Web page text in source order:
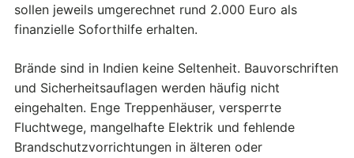
sollen jeweils umgerechnet rund 2.000 Euro als
finanzielle Soforthilfe erhalten.
Brände sind in Indien keine Seltenheit. Bauvorschriften
und Sicherheitsauflagen werden häufig nicht
eingehalten. Enge Treppenhäuser, versperrte
Fluchtwege, mangelhafte Elektrik und fehlende
Brandschutzvorrichtungen in älteren oder